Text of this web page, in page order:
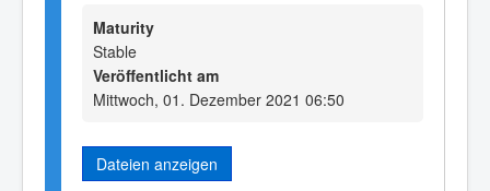
Maturity
Stable
Veröffentlicht am
Mittwoch, 01. Dezember 2021 06:50
Dateien anzeigen